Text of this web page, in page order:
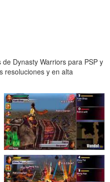
Dynasty Warriors para PSP y
resoluciones y en alta